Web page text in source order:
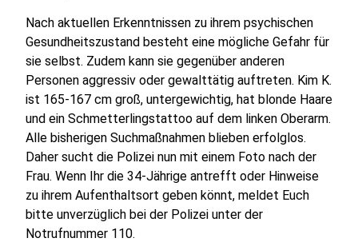
Nach aktuellen Erkenntnissen zu ihrem psychischen
Gesundheitszustand besteht eine mögliche Gefahr für
sie selbst. Zudem kann sie gegenüber anderen
Personen aggressiv oder gewalttätig auftreten. Kim K.
ist 165-167 cm groß, untergewichtig, hat blonde Haare
und ein Schmetterlingstattoo auf dem linken Oberarm.
Alle bisherigen Suchmaßnahmen blieben erfolglos.
Daher sucht die Polizei nun mit einem Foto nach der
Frau. Wenn Ihr die 34-Jährige antrefft oder Hinweise
zu ihrem Aufenthaltsort geben könnt, meldet Euch
bitte unverzüglich bei der Polizei unter der
Notrufnummer 110.